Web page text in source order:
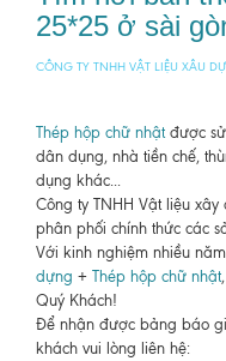
25*25 ở sài
CÔNG TY TNHH VẬT LIỆU XÂU
Thép hộp chữ nhậtđược sử
dân dụng, nhà tiền chế,
dụng khác...
Công ty TNHH Vật liệu
phân phối chính thức các
Với kinh nghiệm nhiều
dựng + Thép hộp chữ nhật
Quý Khách!
Để nhận được bảng báo
khách vui lòng liên hệ: